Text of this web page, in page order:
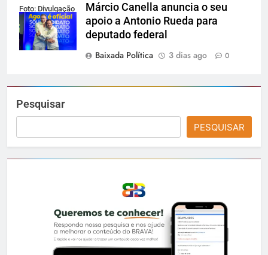
Foto: Divulgação
Márcio Canella anuncia o seu
apoio a Antonio Rueda para
deputado federal
Baixada Política
3 dias ago 0
Pesquisar
PESQUISAR